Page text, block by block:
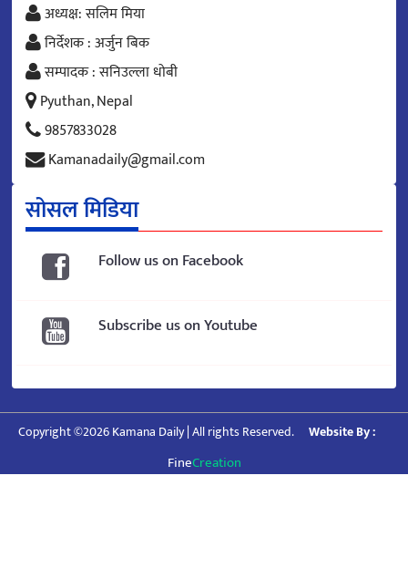
अध्यक्ष: सलिम मिया
निर्देशक : अर्जुन बिक
सम्पादक : सनिउल्ला धोबी
Pyuthan, Nepal
9857833028
Kamanadaily@gmail.com
सोसल मिडिया
Follow us on Facebook
Subscribe us on Youtube
Copyright ©2026 Kamana Daily | All rights Reserved. Website By :
FineCreation